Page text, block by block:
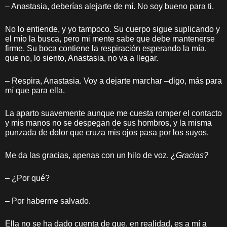
– Anastasia, deberías alejarte de mí. No soy bueno para ti.
No lo entiende, y yo tampoco. Su cuerpo sigue suplicando y
el mío la busca, pero mi mente sabe que debe mantenerse
firme. Su boca contiene la respiración esperando la mía,
que no, lo siento, Anastasia, no va a llegar.
– Respira, Anastasia. Voy a dejarte marchar –digo, más para
mí que para ella.
La aparto suavemente aunque me cuesta romper el contacto
y mis manos no se despegan de sus hombros, y la misma
punzada de dolor que cruza mis ojos pasa por los suyos.
Me da las gracias, apenas con un hilo de voz. ¿Gracias?
– ¿Por qué?
– Por haberme salvado.
Ella no se ha dado cuenta de que, en realidad, es a mí a